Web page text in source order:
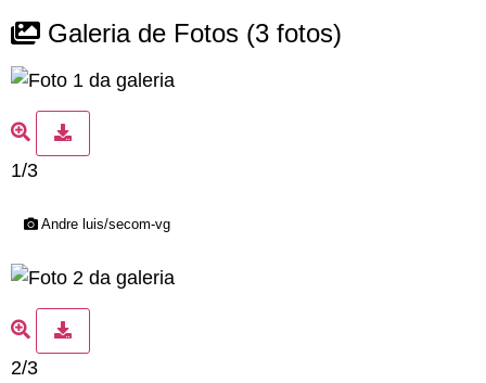
Galeria de Fotos (3 fotos)
1/3
Andre luis/secom-vg
2/3